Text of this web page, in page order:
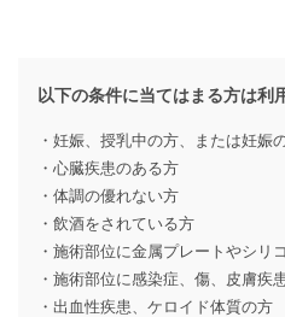
以下の条件に当てはまる方は利
・妊娠、授乳中の方、または妊娠
・心臓疾患のある方
・体調の優れない方
・飲酒をされている方
・施術部位に金属プレートやシリ
・施術部位に感染症、傷、皮膚疾
・出血性疾患、ケロイド体質の方